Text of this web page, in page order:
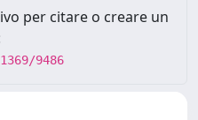
per citare o creare un
9486